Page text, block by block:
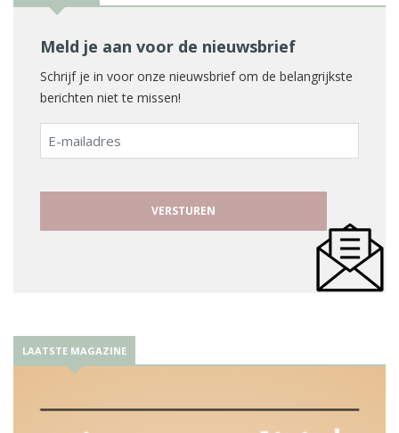
Meld je aan voor de nieuwsbrief
Schrijf je in voor onze nieuwsbrief om de belangrijkste
berichten niet te missen!
E-
mailadres
LAATSTE MAGAZINE